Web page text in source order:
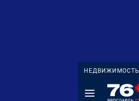
НЕДВИЖИМОСТЬ